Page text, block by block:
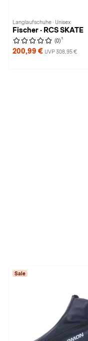
Langlaufschuhe · Unisex
Fischer · RCS SKATE
(0) 1
200,99 € UVP 308,95 €
Sale